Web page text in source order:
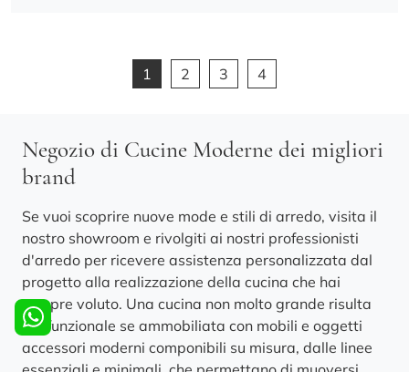
1 2 3 4
Negozio di Cucine Moderne dei migliori
brand
Se vuoi scoprire nuove mode e stili di arredo, visita il
nostro showroom e rivolgiti ai nostri professionisti
d'arredo per ricevere assistenza personalizzata dal
progetto alla realizzazione della cucina che hai
sempre voluto. Una cucina non molto grande risulta
più funzionale se ammobiliata con mobili e oggetti
accessori moderni componibili su misura, dalle linee